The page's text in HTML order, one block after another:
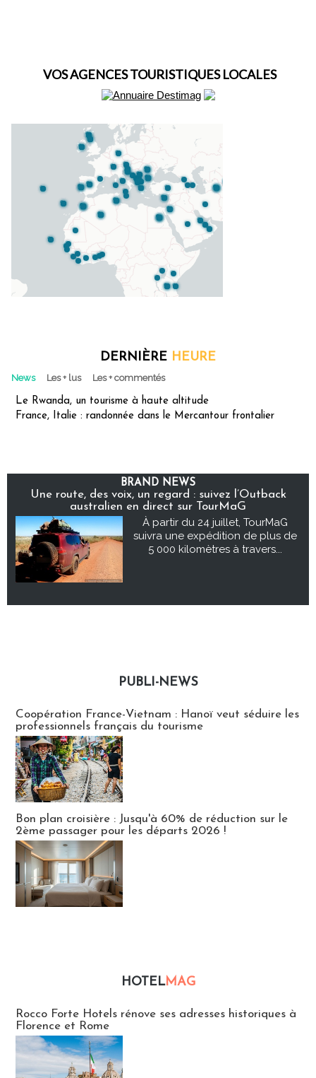
VOS AGENCES TOURISTIQUES LOCALES
DERNIÈRE HEURE
News Les + lus Les + commentés
Le Rwanda, un tourisme à haute altitude
France, Italie : randonnée dans le Mercantour frontalier
BRAND NEWS
Une route, des voix, un regard : suivez l’Outback
australien en direct sur TourMaG
À partir du 24 juillet, TourMaG
suivra une expédition de plus de
5 000 kilomètres à travers...
PUBLI-NEWS
Coopération France-Vietnam : Hanoï veut séduire les
professionnels français du tourisme
Bon plan croisière : Jusqu'à 60% de réduction sur le
2ème passager pour les départs 2026 !
HOTELMAG
Rocco Forte Hotels rénove ses adresses historiques à
Florence et Rome